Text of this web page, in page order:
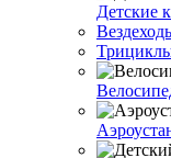
Детские